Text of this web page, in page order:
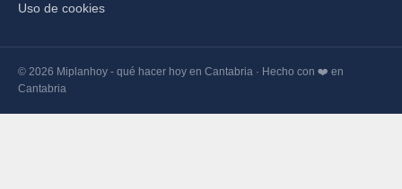
Uso de cookies
© 2026 Miplanhoy - qué hacer hoy en Cantabria · Hecho con ❤️ en
Cantabria